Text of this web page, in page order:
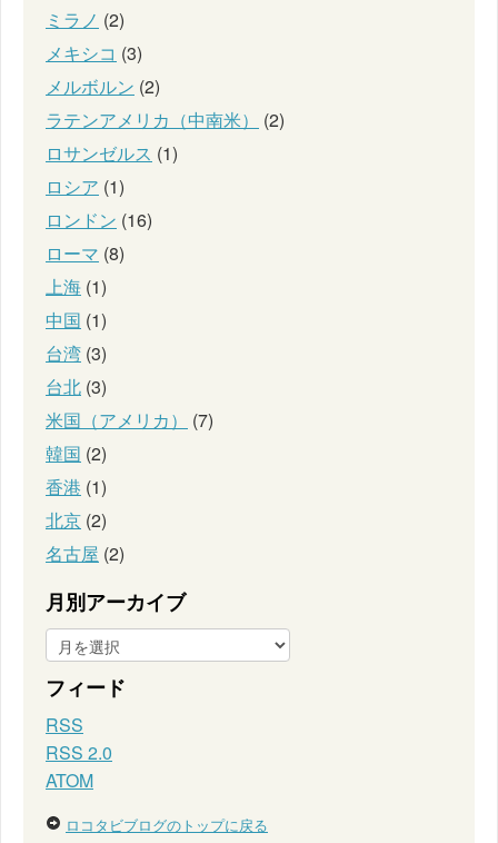
ミラノ (2)
メキシコ (3)
メルボルン (2)
ラテンアメリカ（中南米）
(2)
ロサンゼルス (1)
ロシア (1)
ロンドン (16)
ローマ (8)
上海 (1)
中国 (1)
台湾 (3)
台北 (3)
米国（アメリカ）
(7)
韓国 (2)
香港 (1)
北京 (2)
名古屋 (2)
月別アーカイブ
フィード
RSS
RSS 2.0
ATOM
ロコタビブログのトップに戻る